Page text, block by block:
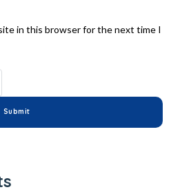
in this browser for the next time I